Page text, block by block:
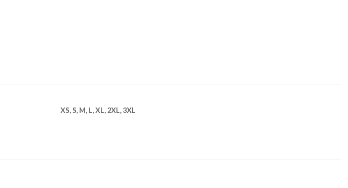
XS, S, M, L, XL, 2XL, 3XL